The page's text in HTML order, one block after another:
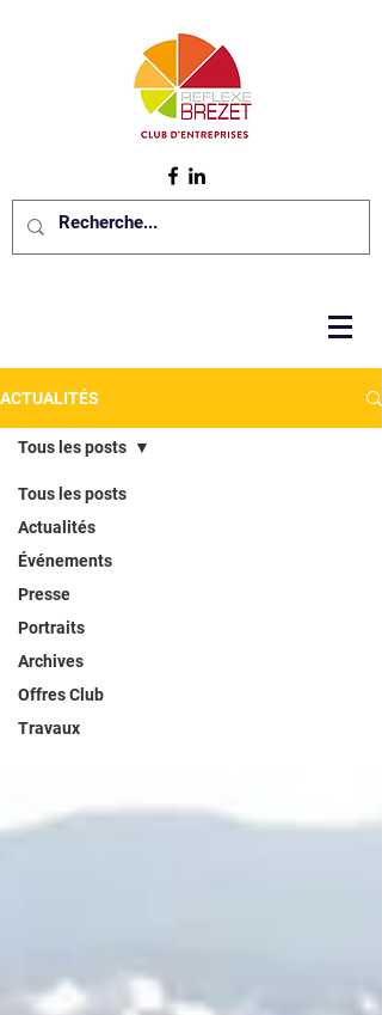
ACTUALITÉS
Tous les posts
Actualités
Événements
Presse
Portraits
Archives
Offres Club
Travaux
Tous les posts